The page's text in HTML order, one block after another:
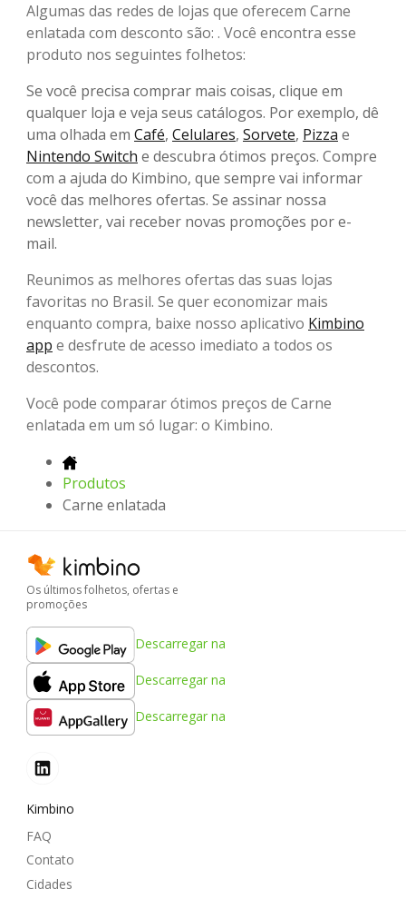
Algumas das redes de lojas que oferecem Carne
enlatada com desconto são: . Você encontra esse
produto nos seguintes folhetos:
Se você precisa comprar mais coisas, clique em
qualquer loja e veja seus catálogos. Por exemplo, dê
uma olhada em Café, Celulares, Sorvete, Pizza e
Nintendo Switch e descubra ótimos preços. Compre
com a ajuda do Kimbino, que sempre vai informar
você das melhores ofertas. Se assinar nossa
newsletter, vai receber novas promoções por e-
mail.
Reunimos as melhores ofertas das suas lojas
favoritas no Brasil. Se quer economizar mais
enquanto compra, baixe nosso aplicativo Kimbino
app e desfrute de acesso imediato a todos os
descontos.
Você pode comparar ótimos preços de Carne
enlatada em um só lugar: o Kimbino.
Produtos
Carne enlatada
Os últimos folhetos, ofertas e
promoções
Descarregar na
Descarregar na
Descarregar na
Kimbino
FAQ
Contato
Cidades